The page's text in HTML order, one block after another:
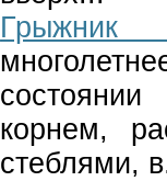
Грыжник
корнем,
стеблями,